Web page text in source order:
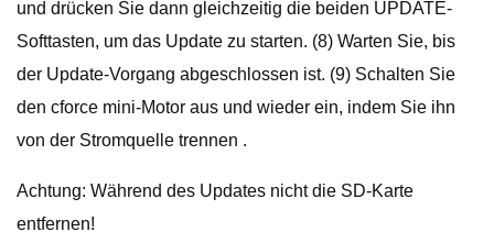
und drücken Sie dann gleichzeitig die beiden UPDATE-
Softtasten, um das Update zu starten. (8) Warten Sie, bis
der Update-Vorgang abgeschlossen ist. (9) Schalten Sie
den cforce mini-Motor aus und wieder ein, indem Sie ihn
von der Stromquelle trennen .
Achtung: Während des Updates nicht die SD-Karte
entfernen!